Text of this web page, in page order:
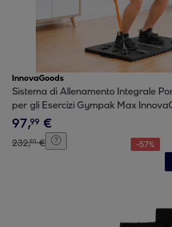
InnovaGoods
Sistema di Allenamento Integrale
per gli Esercizi Gympak Max
97,99 €
232,90 € -57%